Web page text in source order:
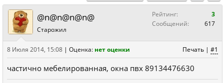
@n@n@n@n@
Старожил
Рейтинг:
3
Сообщений:
617
Печать | #1
8 Июля 2014, 15:08 | Оценка: нет оценки
частично мебелированная, окна пвх 89134476630